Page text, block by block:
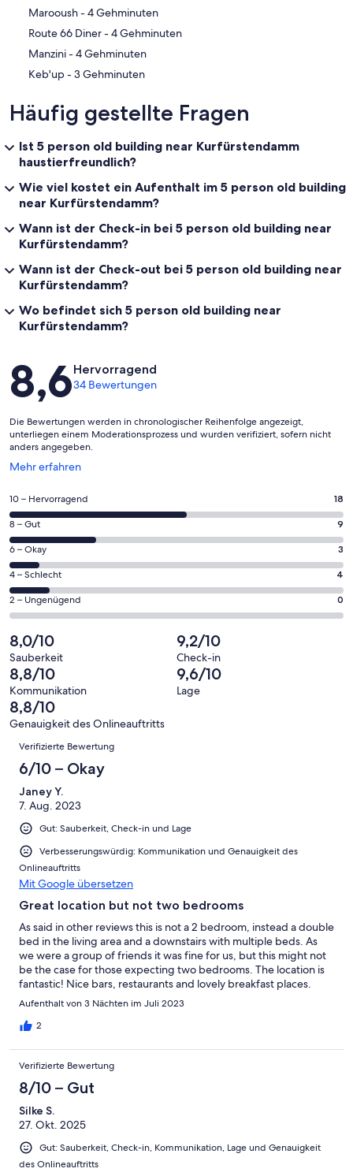
‪Marooush - ‬4 Gehminuten
‪Route 66 Diner - ‬4 Gehminuten
‪Manzini - ‬4 Gehminuten
‪Keb'up - ‬3 Gehminuten
Häufig gestellte Fragen
Ist 5 person old building near Kurfürstendamm
haustierfreundlich?
Wie viel kostet ein Aufenthalt im 5 person old building
near Kurfürstendamm?
Wann ist der Check-in bei 5 person old building near
Kurfürstendamm?
Wann ist der Check-out bei 5 person old building near
Kurfürstendamm?
Wo befindet sich 5 person old building near
Kurfürstendamm?
Bewertungen
8,6Hervorragend
34 Bewertungen
Die Bewertungen werden in chronologischer Reihenfolge angezeigt,
unterliegen einem Moderationsprozess und wurden verifiziert, sofern nicht
anders angegeben.
Mehr erfahren
Wird
einem
neuen
Fenster
geöffnet
18
von
insgesamt
34
Gästebewertungen
haben
eine
Bewertung
von
10
-
Hervorragend
10 – Hervorragend 18
9
von
insgesamt
34
Gästebewertungen
haben
Bewertung
von
8
-
Gut
8 – Gut 9
3
von
insgesamt
34
Gästebewertungen
haben
eine
Bewertung
von
6
-
Okay
6 – Okay 3
4
von
insgesamt
Gästebewertungen
haben
eine
Bewertung
von
4
4 – Schlecht 4
0
von
insgesamt
34
Gästebewertungen
haben
eine
Bewertung
2 – Ungenügend 0
8,0/10
Sauberkeit
9,2/10
Check-in
8,8/10
Kommunikation
9,6/10
Lage
8,8/10
Genauigkeit des Onlineauftritts
Bewertungen
Verifizierte Bewertung
6/10 – Okay
Janey Y.
7. Aug. 2023
Gut: Sauberkeit, Check-in und Lage
Verbesserungswürdig: Kommunikation und Genauigkeit des
Onlineauftritts
Mit Google übersetzen
Great location but not two bedrooms
As said in other reviews this is not a 2 bedroom, instead a double
bed in the living area and a downstairs with multiple beds. As
we were a group of friends it was fine for us, but this might not
be the case for those expecting two bedrooms. The location is
fantastic! Nice bars, restaurants and lovely breakfast places.
Easy to get to too, with a direct line from the airport.
night we arrived wanting to send workmen in at 08:00 the next
take all morning. We were offered breakfast at the hosts outlet
in return, but were reluctant to leave workmen alone in the
property with our belongings. We tried to negotiate a late
check out as an alternative but there was no flexibility. We
therefore declined. Despite this the workmen turned up at
09:00 the next morning and we were put in an awkward
position of turning them away. Other than that a very nice stay.
Aufenthalt von 3 Nächten im Juli 2023
2
Verifizierte Bewertung
8/10 – Gut
Silke S.
27. Okt. 2025
Gut: Sauberkeit, Check-in, Kommunikation, Lage und Genauigkeit
des Onlineauftritts